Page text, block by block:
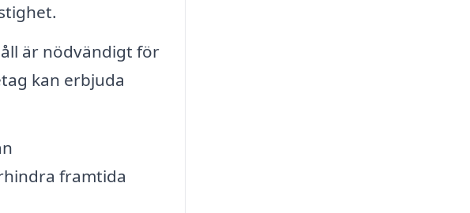
är nödvändigt för
kan erbjuda
framtida